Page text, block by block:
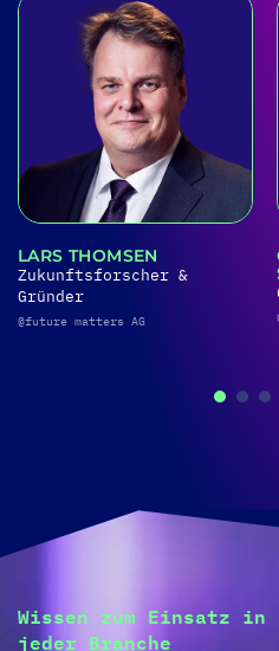
&
CHRISTOPH J.F.
SCHREIBER
Gründer.de
Wissen zum Einsatz in
jeder Branche